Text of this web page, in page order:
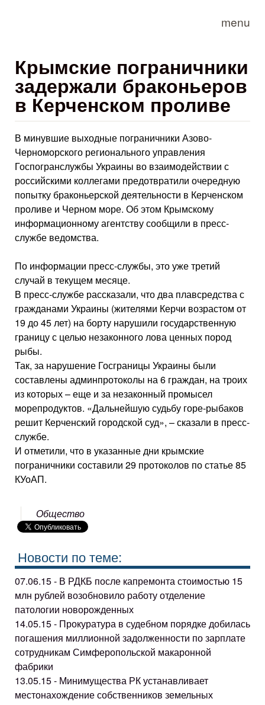
menu
Крымские пограничники
задержали браконьеров
в Керченском проливе
В минувшие выходные пограничники Азово-
Черноморского регионального управления
Госпогранслужбы Украины во взаимодействии с
российскими коллегами предотвратили очередную
попытку браконьерской деятельности в Керченском
проливе и Черном море. Об этом Крымскому
информационному агентству сообщили в пресс-
службе ведомства.
По информации пресс-службы, это уже третий
случай в текущем месяце.
В пресс-службе рассказали, что два плавсредства с
гражданами Украины (жителями Керчи возрастом от
19 до 45 лет) на борту нарушили государственную
границу с целью незаконного лова ценных пород
рыбы.
Так, за нарушение Госграницы Украины были
составлены админпротоколы на 6 граждан, на троих
из которых – еще и за незаконный промысел
морепродуктов. «Дальнейшую судьбу горе-рыбаков
решит Керченский городской суд», – сказали в пресс-
службе.
И отметили, что в указанные дни крымские
пограничники составили 29 протоколов по статье 85
КУоАП.
Общество
Новости по теме:
07.06.15 - В РДКБ после капремонта стоимостью 15
млн рублей возобновило работу отделение
патологии новорожденных
14.05.15 - Прокуратура в судебном порядке добилась
погашения миллионной задолженности по зарплате
сотрудникам Симферопольской макаронной
фабрики
13.05.15 - Минимущества РК устанавливает
местонахождение собственников земельных